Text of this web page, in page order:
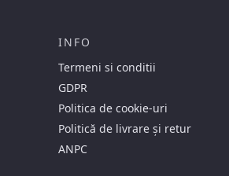
INFO
Termeni si conditii
GDPR
Politica de cookie-uri
Politică de livrare și retur
ANPC